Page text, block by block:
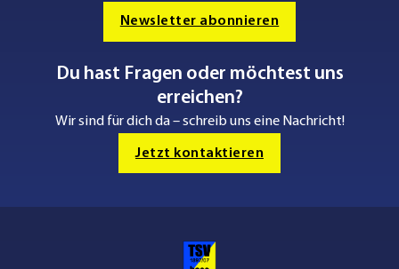
Newsletter abonnieren
Du hast Fragen oder möchtest uns
erreichen?
Wir sind für dich da – schreib uns eine Nachricht!
Jetzt kontaktieren